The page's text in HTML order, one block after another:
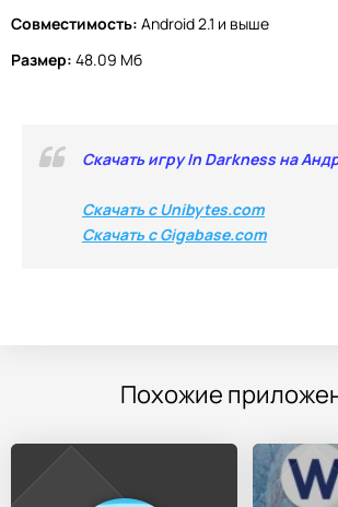
Совместимость: Android 2.1 и выше
Размер: 48.09 Мб
Скачать игру In Darkness на
Скачать с Unibytes.com
Скачать с Gigabase.com
Похожие